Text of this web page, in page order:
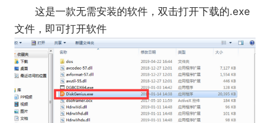
这是一款无需安装的软件，双击打开下载的.exe
文件，即可打开软件